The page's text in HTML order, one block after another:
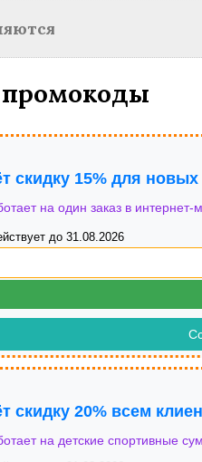
скидку 15% для новых
на один заказ в
до 31.08.2026
скидку 20% всем
на детские спортивные